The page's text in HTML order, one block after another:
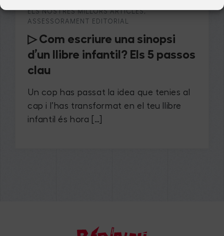
ELS NOSTRES MILLORS ARTÍCLES,
ASSESSORAMENT EDITORIAL
▷ Com escriure una sinopsi
d’un llibre infantil? Els 5 passos
clau
Un cop has passat la idea que tenies al
cap i l’has transformat en el teu llibre
infantil és hora […]